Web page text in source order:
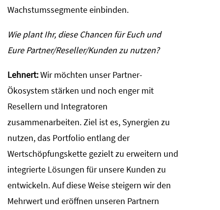
Wachstumssegmente einbinden.
Wie plant Ihr, diese Chancen für Euch und
Eure Partner/Reseller/Kunden zu nutzen?
Lehnert:Wir möchten unser Partner-
Ökosystem stärken und noch enger mit
Resellern und Integratoren
zusammenarbeiten. Ziel ist es, Synergien zu
nutzen, das Portfolio entlang der
Wertschöpfungskette gezielt zu erweitern und
integrierte Lösungen für unsere Kunden zu
entwickeln. Auf diese Weise steigern wir den
Mehrwert und eröffnen unseren Partnern